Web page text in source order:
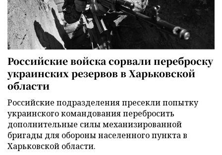
Российские войска сорвали переброску
украинских резервов в Харьковской
области
Российские подразделения пресекли попытку
украинского командования перебросить
дополнительные силы механизированной
бригады для обороны населенного пункта в
Харьковской области.